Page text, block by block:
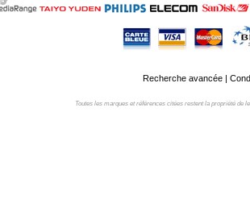
Recherche avancée|
Toutes les marques et références citées restent la propriété de